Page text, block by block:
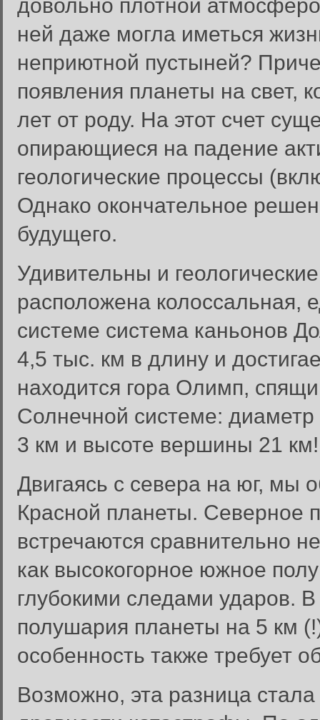
довольно плотной
ней даже могла иметься
неприютной пустыней?
появления планеты на свет,
лет от роду. На этот счет
опирающиеся на падение
геологические процессы
Однако окончательное
будущего.
Удивительны и
расположена колоссальная,
системе система каньонов
4,5 тыс. км в длину и
находится гора Олимп,
Солнечной системе: диаметр
3 км и высоте вершины 21 км!
Двигаясь с севера на юг, мы
Красной планеты. Северное
встречаются сравнительно
как высокогорное южное
глубокими следами ударов.
полушария планеты на 5 км
особенность также требует
Возможно, эта разница